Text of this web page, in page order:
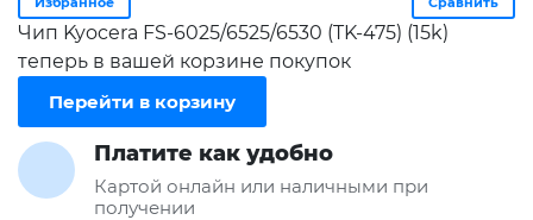
Чип Kyocera FS-6025/6525/6530 (TK-475) (15k)
теперь в вашей корзине покупок
Перейти в корзину
Платите как удобно
Картой онлайн или наличными при
получении